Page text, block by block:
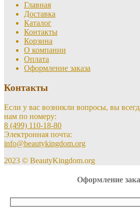
Главная
Доставка
Каталог
Контакты
Корзина
О компании
Оплата
Оформление заказа
Контакты
Если у вас возникли вопросы, вы
нам по номеру:
8 (499) 110-18-80
Электронная почта:
info@beautykingdom.org
2023 © BeautyKingdom.org
Оформление